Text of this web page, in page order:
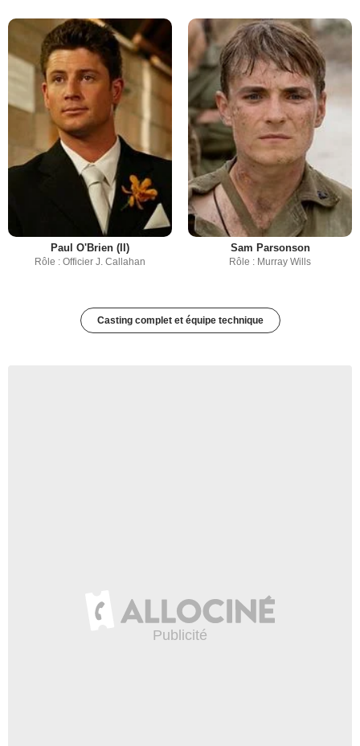
Paul O'Brien (II)
Rôle : Officier J. Callahan
Sam Parsonson
Rôle : Murray Wills
Casting complet et équipe technique